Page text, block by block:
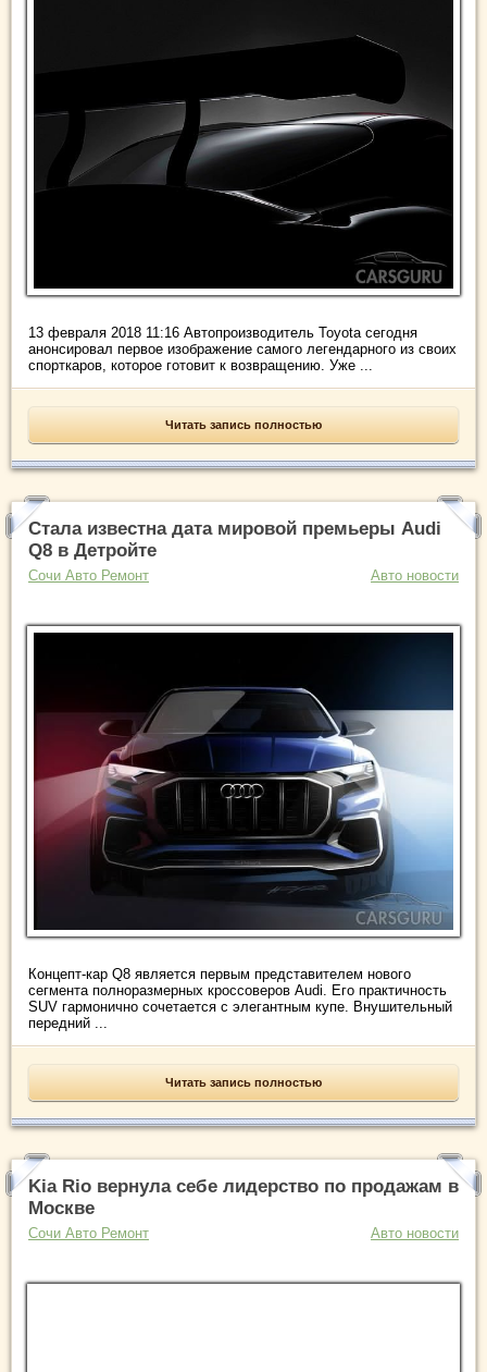
13 февраля 2018 11:16 Автопроизводитель Toyota сегодня
анонсировал первое изображение самого легендарного из своих
спорткаров, которое готовит к возвращению. Уже ...
Читать запись полностью
Стала известна дата мировой премьеры Audi
Q8 в Детройте
Сочи Авто Ремонт Авто новости
Концепт-кар Q8 является первым представителем нового
сегмента полноразмерных кроссоверов Audi. Его практичность
SUV гармонично сочетается с элегантным купе. Внушительный
передний ...
Читать запись полностью
Kia Rio вернула себе лидерство по продажам в
Москве
Сочи Авто Ремонт Авто новости